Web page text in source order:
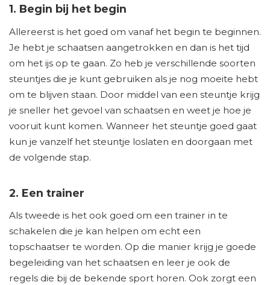
1. Begin bij het begin
Allereerst is het goed om vanaf het begin te beginnen.
Je hebt je schaatsen aangetrokken en dan is het tijd
om het ijs op te gaan. Zo heb je verschillende soorten
steuntjes die je kunt gebruiken als je nog moeite hebt
om te blijven staan. Door middel van een steuntje krijg
je sneller het gevoel van schaatsen en weet je hoe je
vooruit kunt komen. Wanneer het steuntje goed gaat
kun je vanzelf het steuntje loslaten en doorgaan met
de volgende stap.
2. Een trainer
Als tweede is het ook goed om een trainer in te
schakelen die je kan helpen om echt een
topschaatser te worden. Op die manier krijg je goede
begeleiding van het schaatsen en leer je ook de
regels die bij de bekende sport horen. Ook zorgt een